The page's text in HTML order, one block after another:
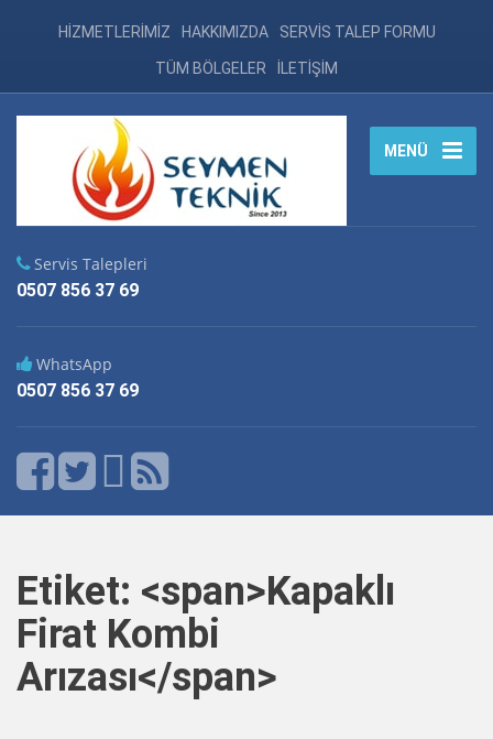
HİZMETLERİMİZ HAKKIMIZDA SERVİS TALEP FORMU
TÜM BÖLGELER İLETİŞİM
MENÜ
Servis Talepleri
0507 856 37 69
WhatsApp
0507 856 37 69
Etiket: <span>Kapaklı
Firat Kombi
Arızası</span>